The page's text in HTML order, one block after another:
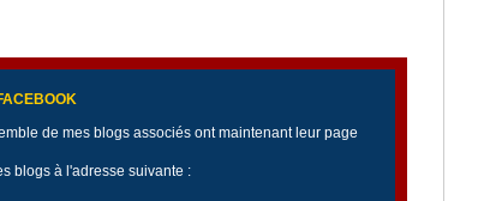
de mes blogs associés ont maintenant leur page
blogs à l'adresse suivante :